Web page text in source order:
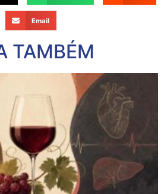
Email
TAMBÉM